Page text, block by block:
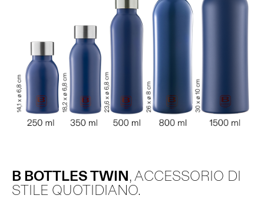
B BOTTLES TWIN, ACCESSORIO DI
STILE QUOTIDIANO.